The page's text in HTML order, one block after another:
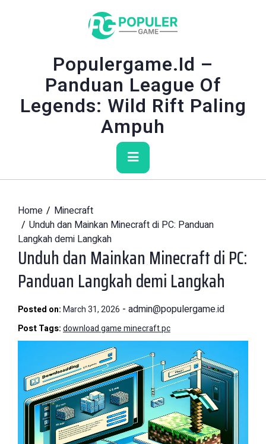
Populergame.id –
Panduan League Of
Legends: Wild Rift Paling
Ampuh
Primary
Menu
Home
Minecraft
Unduh dan Mainkan Minecraft di PC: Panduan
Langkah demi Langkah
Unduh dan Mainkan Minecraft di PC:
Panduan Langkah demi Langkah
Posted on:March 31, 2026 - admin@populergame.id
Post Tags:download game minecraft pc